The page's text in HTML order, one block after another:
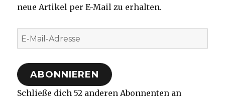
neue Artikel per E-Mail zu erhalten.
E-
Mail-
Adresse
ABONNIEREN
Schließe dich 52 anderen Abonnenten an